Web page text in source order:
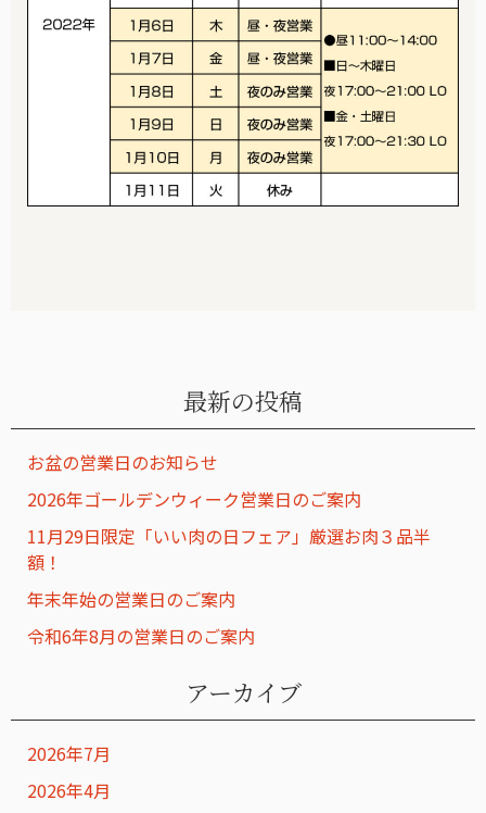
最新の投稿
お盆の営業日のお知らせ
2026年ゴールデンウィーク営業日のご案内
11月29日限定「いい肉の日フェア」厳選お肉３品半
額！
年末年始の営業日のご案内
令和6年8月の営業日のご案内
アーカイブ
2026年7月
2026年4月